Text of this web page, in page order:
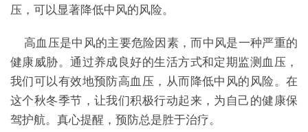
压，可以显著降低中风的风险。
高血压是中风的主要危险因素，而中风是一种严重的
健康威胁。通过养成良好的生活方式和定期监测血压，
我们可以有效地预防高血压，从而降低中风的风险。在
这个秋冬季节，让我们积极行动起来，为自己的健康保
驾护航。真心提醒，预防总是胜于治疗。